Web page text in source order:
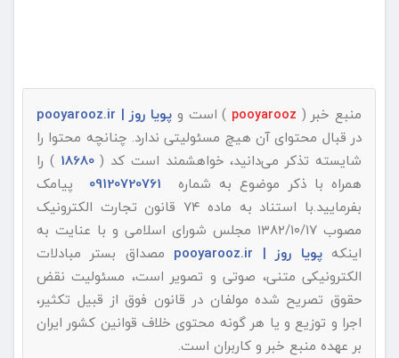
منبع خبر ( pooyarooz ) است و پویا روز | pooyarooz.ir
در قبال محتوای آن هیچ مسئولیتی ندارد. چنانچه محتوا را
شایسته تذکر می‌دانید، خواهشمند است کد (18680
) را
همراه با ذکر موضوع به شماره
پیامک
بفرمایید.با استناد به ماده ۷۴ قانون تجارت الکترونیک
مصوب ۱۳۸۲/۱۰/۱۷ مجلس شورای اسلامی و با عنایت به
اینکهپویا روز | pooyarooz.ir
مصداق بستر مبادلات
الکترونیکی متنی، صوتی و تصویر است، مسئولیت نقض
حقوق تصریح شده مولفان در قانون فوق از قبیل تکثیر،
اجرا و توزیع و یا هر گونه محتوی خلاف قوانین کشور ایران
بر عهده منبع خبر و کاربران است.